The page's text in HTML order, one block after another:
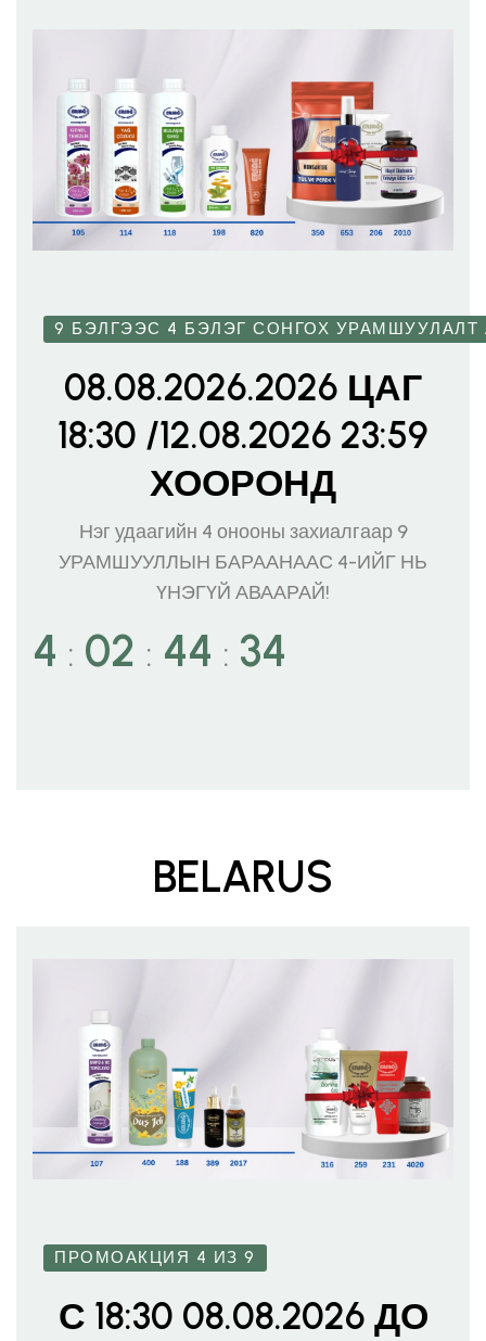
9 БЭЛГЭЭС 4 БЭЛЭГ СОНГОХ УРАМШУУЛАЛТ
08.08.2026.2026 ЦАГ
18:30 /12.08.2026 23:59
ХООРОНД
Нэг удаагийн 4 онооны захиалгаар 9
УРАМШУУЛЛЫН БАРААНААС 4-ИЙГ НЬ
ҮНЭГҮЙ АВААРАЙ!
4 : 02 : 44 : 32
BELARUS
ПРОМОАКЦИЯ 4 ИЗ 9
С 18:30 08.08.2026 ДО